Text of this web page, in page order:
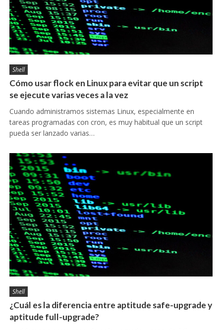
Shell
Cómo usar flock en Linux para evitar que un script
se ejecute varias veces a la vez
Cuando administramos sistemas Linux, especialmente en
tareas programadas con cron, es muy habitual que un script
pueda ser lanzado varias…
Shell
¿Cuál es la diferencia entre aptitude safe-upgrade y
aptitude full-upgrade?